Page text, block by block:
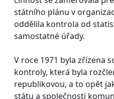
státního plánu v
oddělila kontrola od
samostatné úřady.
V roce 1971 byla zřízena
kontroly, která byla
republikovou, a to opět
státu a společnosti